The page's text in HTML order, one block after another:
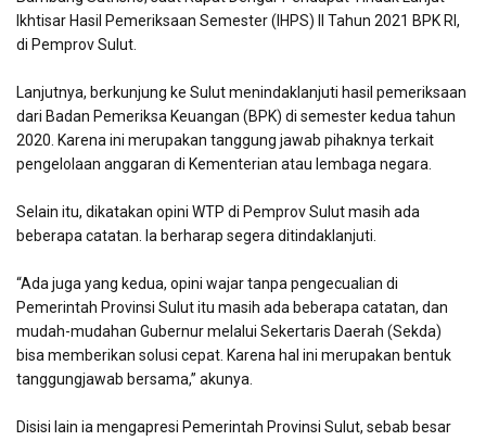
Ikhtisar Hasil Pemeriksaan Semester (IHPS) II Tahun 2021 BPK RI,
di Pemprov Sulut.
Lanjutnya, berkunjung ke Sulut menindaklanjuti hasil pemeriksaan
dari Badan Pemeriksa Keuangan (BPK) di semester kedua tahun
2020. Karena ini merupakan tanggung jawab pihaknya terkait
pengelolaan anggaran di Kementerian atau lembaga negara.
Selain itu, dikatakan opini WTP di Pemprov Sulut masih ada
beberapa catatan. Ia berharap segera ditindaklanjuti.
“Ada juga yang kedua, opini wajar tanpa pengecualian di
Pemerintah Provinsi Sulut itu masih ada beberapa catatan, dan
mudah-mudahan Gubernur melalui Sekertaris Daerah (Sekda)
bisa memberikan solusi cepat. Karena hal ini merupakan bentuk
tanggungjawab bersama,” akunya.
Disisi lain ia mengapresi Pemerintah Provinsi Sulut, sebab besar